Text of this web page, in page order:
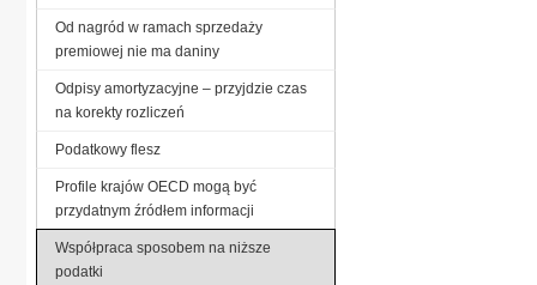
Od nagród w ramach sprzedaży
premiowej nie ma daniny
Odpisy amortyzacyjne – przyjdzie czas
na korekty rozliczeń
Podatkowy flesz
Profile krajów OECD mogą być
przydatnym źródłem informacji
Współpraca sposobem na niższe
podatki